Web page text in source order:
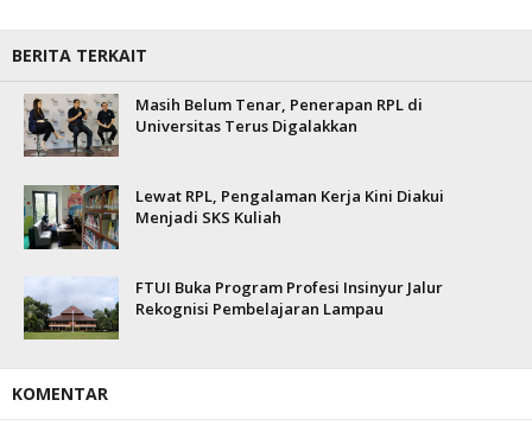
BERITA TERKAIT
Masih Belum Tenar, Penerapan RPL di
Universitas Terus Digalakkan
Lewat RPL, Pengalaman Kerja Kini Diakui
Menjadi SKS Kuliah
FTUI Buka Program Profesi Insinyur Jalur
Rekognisi Pembelajaran Lampau
KOMENTAR